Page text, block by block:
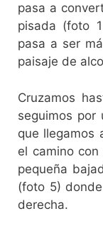
pasa a
pisada (foto
pasa a ser
paisaje de
Cruzamos
seguimos por
que llegamos
el camino
pequeña
(foto 5)
derecha.